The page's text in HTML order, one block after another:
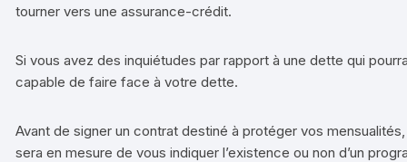
tourner vers une assurance-crédit.
Si vous avez des inquiétudes par rapport à une dette qui
capable de faire face à votre dette.
Avant de signer un contrat destiné à protéger vos
sera en mesure de vous indiquer l’existence ou non d’un